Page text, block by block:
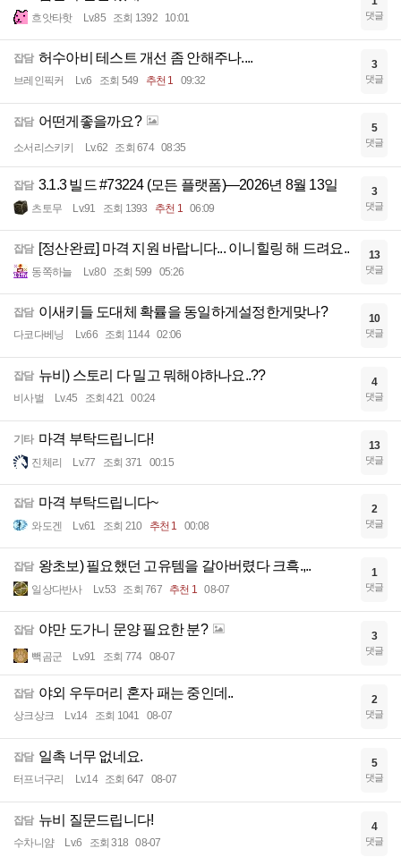
흐앗타핫 Lv.85 조회 1392 10:01 댓글
잡담 허수아비 테스트 개선 좀 안해주나....
브레인픽커 Lv.6 조회 549 추천 1 09:32
3
댓글
잡담 어떤게좋을까요?
소서리스키키 Lv.62 조회 674 08:35
5
댓글
잡담 3.1.3 빌드 #73224 (모든 플랫폼)—2026년 8월 13일
츠토무 Lv.91 조회 1393 추천 1 06:09
3
댓글
잡담 [정산완료] 마격 지원 바랍니다... 이니힐링 해 드려요..
동쪽하늘 Lv.80 조회 599 05:26
13
댓글
잡담 이새키들 도대체 확률을 동일하게설정한게맞나?
다코다베닝 Lv.66 조회 1144 02:06
10
댓글
잡담 뉴비) 스토리 다 밀고 뭐해야하나요..??
비사벌 Lv.45 조회 421 00:24
4
댓글
기타 마격 부탁드립니다!
진체리 Lv.77 조회 371 00:15
13
댓글
잡담 마격 부탁드립니다~
와도겐 Lv.61 조회 210 추천 1 00:08
2
댓글
잡담 왕초보) 필요했던 고유템을 갈아버렸다 크흑.,..
일상다반사 Lv.53 조회 767 추천 1 08-07
1
댓글
잡담 야만 도가니 문양 필요한 분?
빽곰군 Lv.91 조회 774 08-07
3
댓글
잡담 야외 우두머리 혼자 패는 중인데..
상크상크 Lv.14 조회 1041 08-07
2
댓글
잡담 일촉 너무 없네요.
터프너구리 Lv.14 조회 647 08-07
5
댓글
잡담 뉴비 질문드립니다!
수차니얌 Lv.6 조회 318 08-07
4
댓글